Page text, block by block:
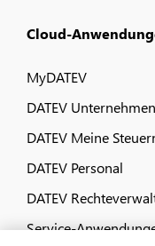
Cloud-
MyDATEV
DATEV
DATEV Meine
DATEV Personal
DATEV
Service-